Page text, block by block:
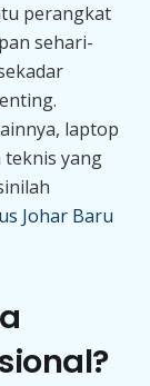
perangkat
sehari-
laptop
yang
Johar Baru